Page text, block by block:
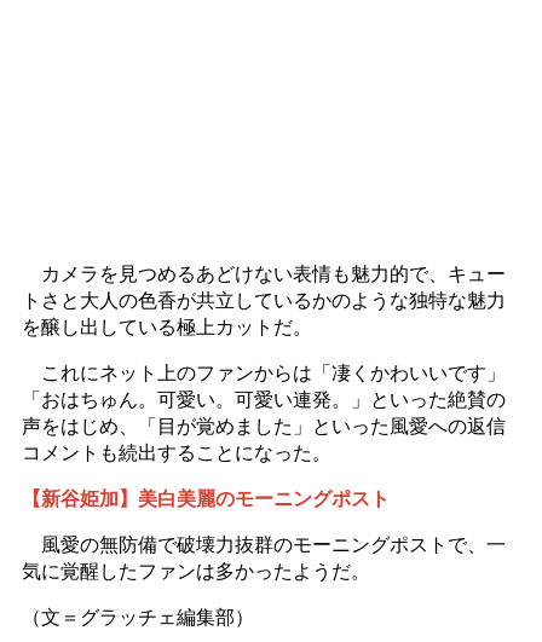
カメラを見つめるあどけない表情も魅力的で、キュー
トさと大人の色香が共立しているかのような独特な魅力
を醸し出している極上カットだ。
これにネット上のファンからは「凄くかわいいです」
「おはちゅん。可愛い。可愛い連発。」といった絶賛の
声をはじめ、「目が覚めました」といった風愛への返信
コメントも続出することになった。
【新谷姫加】美白美麗のモーニングポスト
風愛の無防備で破壊力抜群のモーニングポストで、一
気に覚醒したファンは多かったようだ。
（文＝グラッチェ編集部）